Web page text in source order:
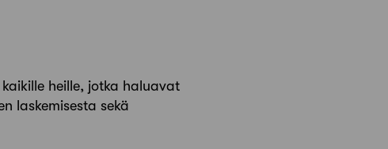
heille, jotka haluavat
laskemisesta sekä